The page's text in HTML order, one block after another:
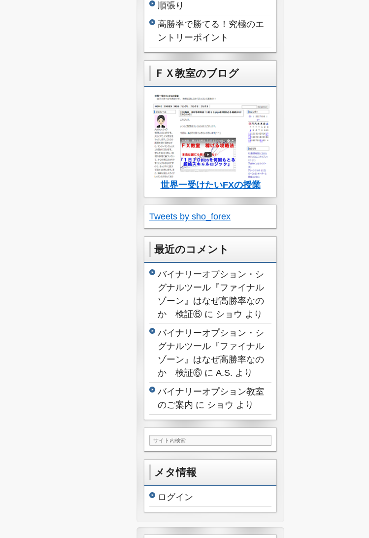
順張り
高勝率で勝てる！究極のエ
ントリーポイント
ＦＸ教室のブログ
世界一受けたいFXの授業
Tweets by sho_forex
最近のコメント
バイナリーオプション・シ
グナルツール『ファイナル
ゾーン』はなぜ高勝率なの
か 検証⑥ に ショウ より
バイナリーオプション・シ
グナルツール『ファイナル
ゾーン』はなぜ高勝率なの
か 検証⑥ に A.S. より
バイナリーオプション教室
のご案内 に ショウ より
メタ情報
ログイン